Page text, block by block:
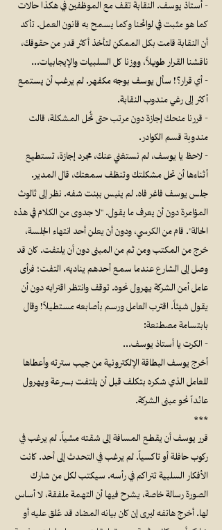
- أستاذ يوسف. النقابة تقف مع الموظفين في هكذا حالات
كما هو مثبت في لوائحنا وكما يسمح به قانون العمل. تأكد
أن النقابة قامت بكل الممكن لتأخذ أكثر قدر من حقوقك،
ناقشنا القرار طويلاً، ووزنا كل السلبيات والإيجابيات…
- أي قرار؟! سأل يوسف بوجه مكفهر. لم يرغب أن يستمع
أكثر إلى رغي مندوب النقابة.
- قررنا منحك إجازة دون مرتب حتى تُحل المشكلة، قالت
مندوبة قسم الكوادر.
- لاحظ يا يوسف، لم نستغني عنك، مجرد إجازة، تستطيع
أثناءها أن تحل مشكلتك وتنظف سمعتك، قال المدير.
جلس يوسف فاغر فاه. لم ينبس ببنت شفه. نظر إلى ثالوث
المؤامرة دون أن يعرف ما يقول. "لا جدوى من الكلام في هذه
الحالة". قام من الكرسي، ودون أن يعلن أحد انتهاء الجلسة،
خرج من المكتب ومن ثم من المبنى دون أن يلتفت. كان قد
وصل إلى الشارع عندما سمع أحدهم يناديه. التفت؛ فرأى
عامل أمن الشركة يهرول نحوه. توقف وانتظر اقترابه دون أن
يقول شيئاً. اقترب العامل ورسم بأصابعه مستطيلاً! وقال
بابتسامة مصطنعة:
- الكرت يا أستاذ يوسف…
أخرج يوسف البطاقة الإلكترونية من جيب سترته وأعطاها
للعامل الذي شكره بتكلف قبل أن يلتفت بسرعة ويهرول
عائداً نحو مبنى الشركة.
***
قرر يوسف أن يقطع المسافة إلى شقته مشياً. لم يرغب في
ركوب حافلة أو تاكسياً. لم يرغب في التحدث إلى أحد. كانت
الأفكار السلبية تتراكم في رأسه. سيكتب لكل من شارك
الصورة رسالة خاصة، يشرح فيها أن التهمة ملفقة، لا أساس
لها. أخرج هاتفه ليرى إن كان بيانه المضاد قد عُلق عليه أو